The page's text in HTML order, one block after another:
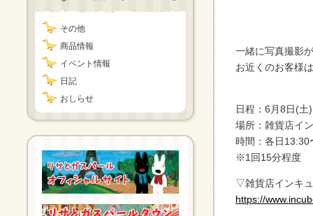
その他
商品情報
イベント情報
日記
おしらせ
一緒に写真撮影
お近くのお客様
日程：6月8日(土
場所：雑貨店イ
時間：各日13:30
※1回15分程度
▽雑貨店インキ
https://